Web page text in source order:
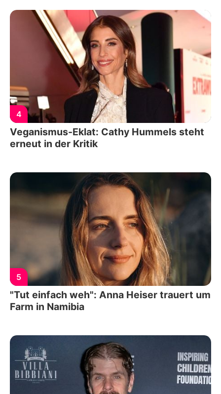
4
Veganismus-Eklat: Cathy Hummels steht
erneut in der Kritik
5
"Tut einfach weh": Anna Heiser trauert um
Farm in Namibia